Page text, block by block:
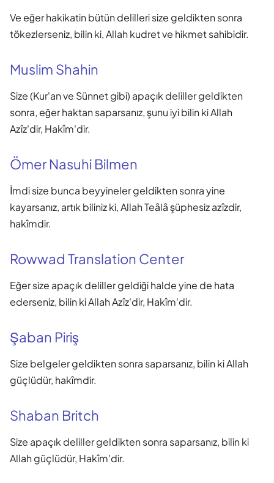
Ve eğer hakikatin bütün delilleri size geldikten sonra
tökezlerseniz, bilin ki, Allah kudret ve hikmet sahibidir.
Muslim Shahin
Size (Kur'an ve Sünnet gibi) apaçık deliller geldikten
sonra, eğer haktan saparsanız, şunu iyi bilin ki Allah
Azîz'dir, Hakîm'dir.
Ömer Nasuhi Bilmen
İmdi size bunca beyyineler geldikten sonra yine
kayarsanız, artık biliniz ki, Allah Teâlâ şüphesiz azîzdir,
hakîmdir.
Rowwad Translation Center
Eğer size apaçık deliller geldiği halde yine de hata
ederseniz, bilin ki Allah Azîz'dir, Hakîm'dir.
Şaban Piriş
Size belgeler geldikten sonra saparsanız, bilin ki Allah
güçlüdür, hakîmdir.
Shaban Britch
Size apaçık deliller geldikten sonra saparsanız, bilin ki
Allah güçlüdür, Hakîm'dir.